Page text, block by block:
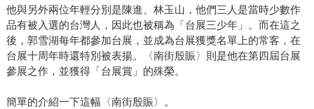
他與另外兩位年輕分別是陳進、林玉山，他們三人是當時少數作
品有被入選的台灣人，因此也被稱為「台展三少年」。而在這之
後，郭雪湖每年都參加台展，並成為台展獲獎名單上的常客，在
台展十周年時還特別被表揚。〈南街殷賑〉則是他在第四屆台展
參展之作，並獲得「台展賞」的殊榮。
簡單的介紹一下這幅〈南街殷賑〉。